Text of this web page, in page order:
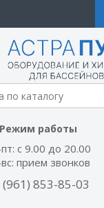
Режим работы
с 9.00 до 20.00
прием звонков
(961) 853-85-03
Pool King